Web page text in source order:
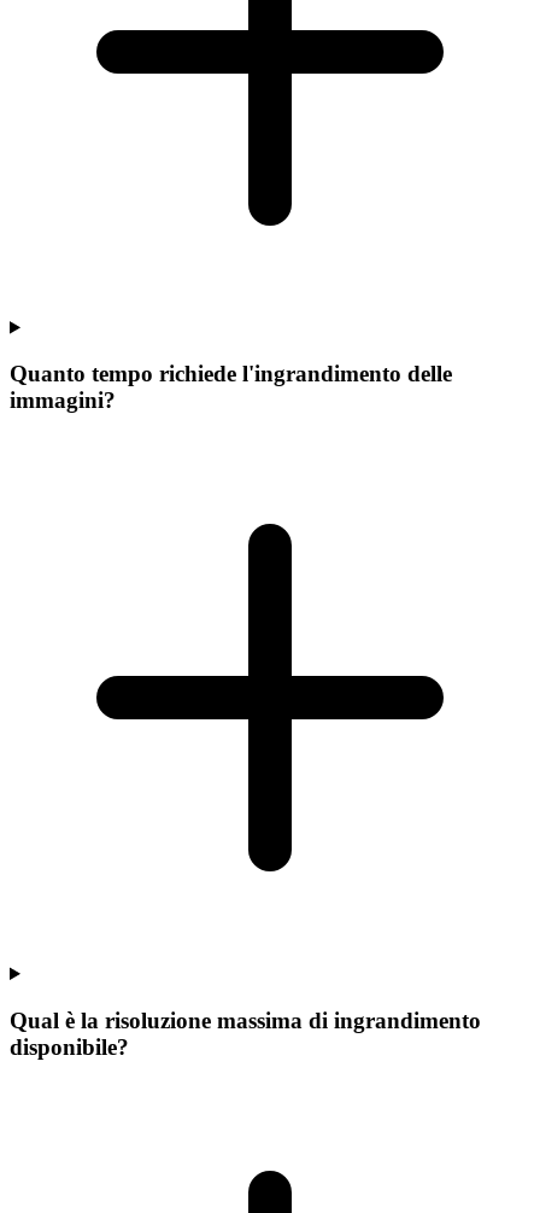
Quanto tempo richiede l'ingrandimento delle
immagini?
Qual è la risoluzione massima di ingrandimento
disponibile?